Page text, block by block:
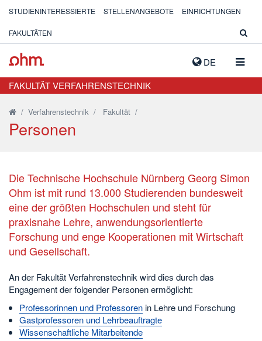
DE
STUDIENINTERESSIERTE STELLENANGEBOTE EINRICHTUNGEN
FAKULTÄTEN
FAKULTÄT VERFAHRENSTECHNIK
/ Verfahrenstechnik / Fakultät /
Personen
Die Technische Hochschule Nürnberg Georg Simon
Ohm ist mit rund 13.000 Studierenden bundesweit
eine der größten Hochschulen und steht für
praxisnahe Lehre, anwendungsorientierte
Forschung und enge Kooperationen mit Wirtschaft
und Gesellschaft.
An der Fakultät Verfahrenstechnik wird dies durch das
Engagement der folgender Personen ermöglicht:
Professorinnen und Professorenin Lehre und Forschung
Gastprofessoren und Lehrbeauftragte
Wissenschaftliche Mitarbeitende